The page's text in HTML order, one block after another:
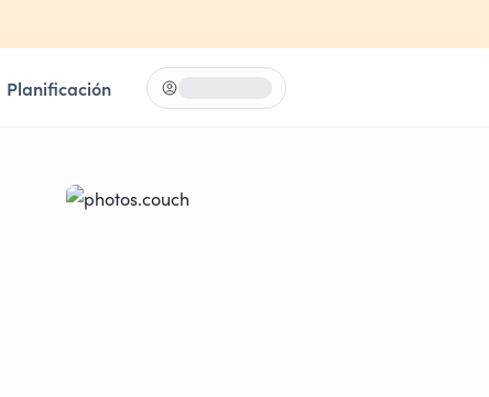
Planificación Loading...